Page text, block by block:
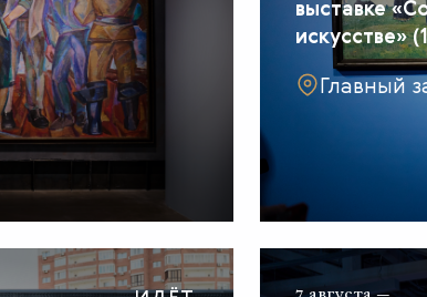
выставке
искусстве»
Главный